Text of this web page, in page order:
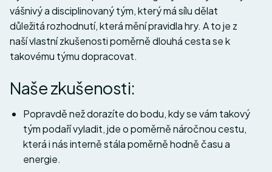
vášnivý a disciplinovaný tým, který má sílu dělat
důležitá rozhodnutí, která mění pravidla hry. A to je z
naší vlastní zkušenosti poměrně dlouhá cesta se k
takovému týmu dopracovat.
Naše zkušenosti:
Popravdě než dorazíte do bodu, kdy se vám takový
tým podaří vyladit, jde o poměrně náročnou cestu,
která i nás interně stála poměrně hodně času a
energie.